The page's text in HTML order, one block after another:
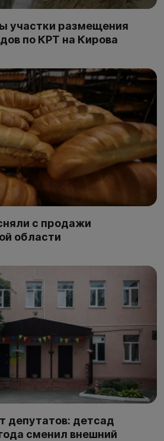
участки размещения
по КРТ на Кирова
с продажи
области
депутатов: детсад
сменил внешний